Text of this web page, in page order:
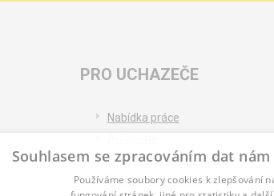
PRO UCHAZEČE
Nabídka práce
Reference od uchazečů
Blog pro uchazeče
Souhlasem se zpracováním dat
Používáme soubory cookies k zlepšování